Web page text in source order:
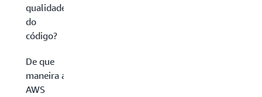
qualidade
do
código?
De que
maneira a
AWS